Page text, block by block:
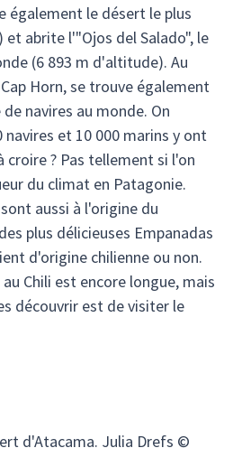
également le désert le plus
abrite l'"Ojos del Salado", le
(6 893 m d'altitude). Au
Horn, se trouve également
navires au monde. On
et 10 000 marins y ont
? Pas tellement si l'on
du climat en Patagonie.
aussi à l'origine du
plus délicieuses Empanadas
d'origine chilienne ou non.
Chili est encore longue, mais
découvrir est de visiter le
d'Atacama. Julia Drefs ©